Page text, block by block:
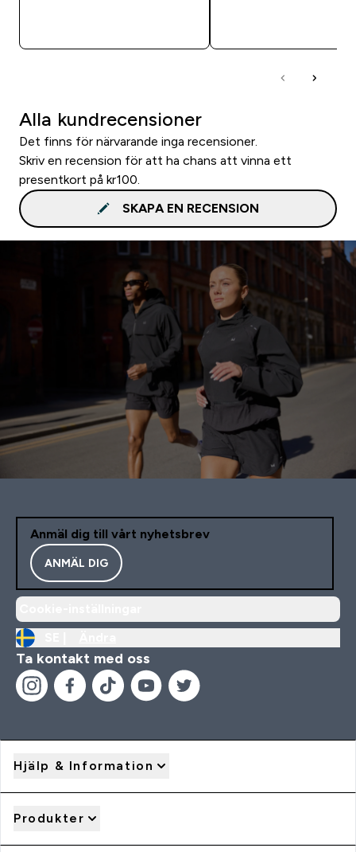
Alla kundrecensioner
Det finns för närvarande inga recensioner.
Skriv en recension för att ha chans att vinna ett
presentkort på kr100.
SKAPA EN RECENSION
Anmäl dig till vårt nyhetsbrev
ANMÄL DIG
Ta kontakt med oss
Hjälp & Information
Produkter